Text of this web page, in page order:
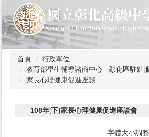
到
主
要
內
首頁
行政單位
教育部學生輔導諮商中心 - 彰化區駐點
家長心理健康促進座談
108年(下)家長心理健康促進座談會
字體大小調整